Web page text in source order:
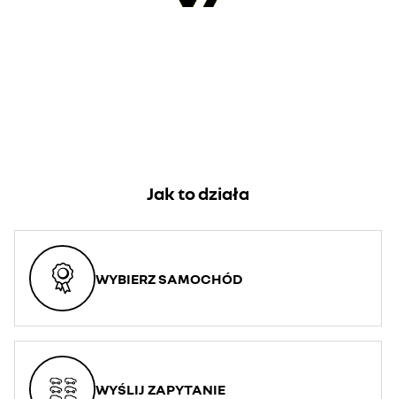
Jak to działa
WYBIERZ SAMOCHÓD
WYŚLIJ ZAPYTANIE